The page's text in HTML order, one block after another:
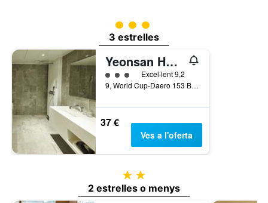
Categoria 3
3 estrelles
Yeonsan Hound Hotel
Categoria 3Excel·lent 9,2
9, World Cup-Daero 153 Beon-Gil, Busan, Corea del Sud
37 €
Ves a l'oferta
2 estrelles
2 estrelles o menys